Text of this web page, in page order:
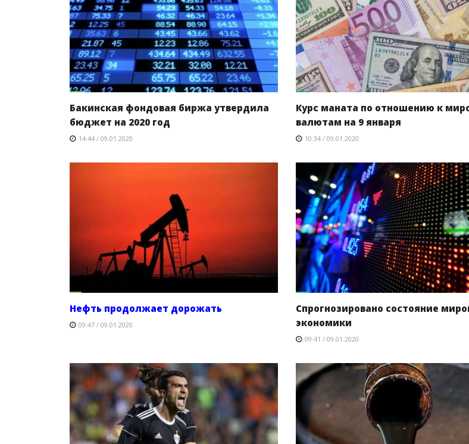
Бакинская фондовая биржа утвердила
бюджет на 2020 год
14:44 / 09.01.2020
Курс маната по отношению к
валютам на 9 января
10:34 / 09.01.2020
Нефть продолжает дорожать
09:47 / 09.01.2020
Спрогнозировано состояние
экономики
09:41 / 09.01.2020